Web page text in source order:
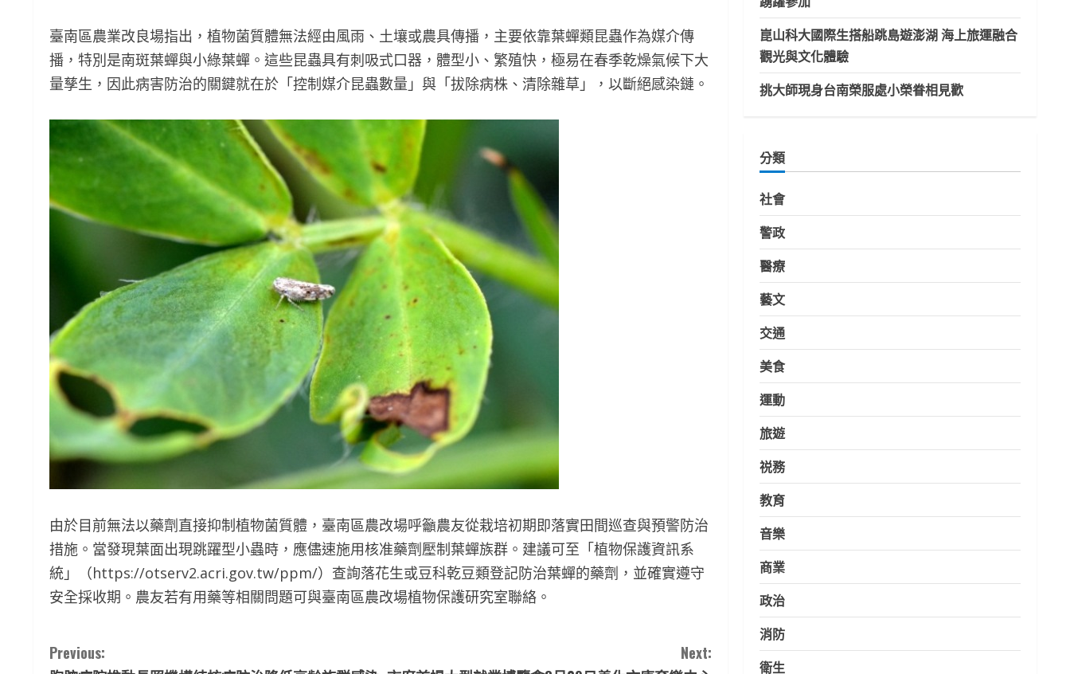
臺南區農業改良場指出，植物菌質體無法經由風雨、土壤或農具傳播，主要依靠葉蟬類昆蟲作為媒介傳
播，特別是南斑葉蟬與小綠葉蟬。這些昆蟲具有刺吸式口器，體型小、繁殖快，極易在春季乾燥氣候下大
量孳生，因此病害防治的關鍵就在於「控制媒介昆蟲數量」與「拔除病株、清除雜草」，以斷絕感染鏈。
由於目前無法以藥劑直接抑制植物菌質體，臺南區農改場呼籲農友從栽培初期即落實田間巡查與預警防治
措施。當發現葉面出現跳躍型小蟲時，應儘速施用核准藥劑壓制葉蟬族群。建議可至「植物保護資訊系
統」（https://otserv2.acri.gov.tw/ppm/）查詢落花生或豆科乾豆類登記防治葉蟬的藥劑，並確實遵守
安全採收期。農友若有用藥等相關問題可與臺南區農改場植物保護研究室聯絡。
C
Previous:
Next:
崑山科大國際生搭船跳島遊澎湖 海上旅運融合
觀光與文化體驗
挑大師現身台南榮服處小榮眷相見歡
分類
社會
警政
醫療
藝文
交通
美食
運動
旅遊
祱務
教育
音樂
商業
政治
消防
衛生